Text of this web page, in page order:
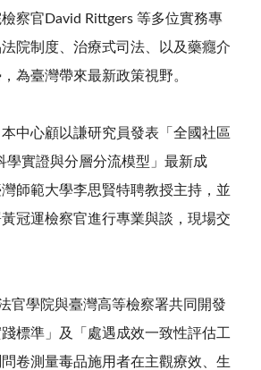
察官 David Rittgers 等多位實務專
院制度、治療式司法、以及藥癮介
為臺灣帶來最新政策視野。
中心顧以謙研究員發表「全國社區
學實證與分層分流模型」最新成
師範大學李思賢特聘教授主持，並
冠運檢察官進行專業與談，現場交
官學院與臺灣高等檢察署共同開發
標準」及「處遇成效一致性評估工
卷測量毒品施用者在主觀療效、生